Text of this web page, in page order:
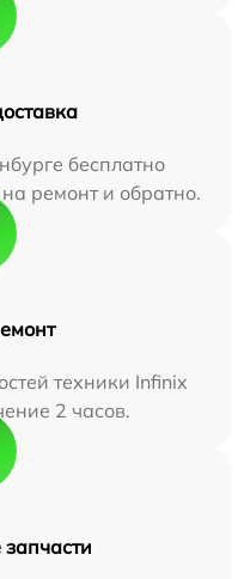
бесплатно
ремонт и обратно.
техники Infinix
2 часов.